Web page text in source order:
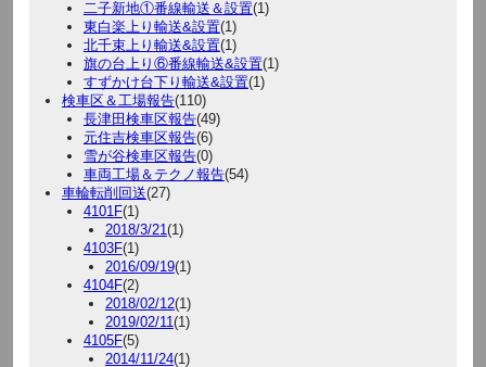
二子新地①番線輸送＆設置(1)
東白楽上り輸送&設置(1)
北千束上り輸送&設置(1)
旗の台上り⑥番線輸送&設置(1)
すずかけ台下り輸送&設置(1)
検車区＆工場報告(110)
長津田検車区報告(49)
元住吉検車区報告(6)
雪が谷検車区報告(0)
車両工場＆テクノ報告(54)
車輪転削回送(27)
4101F(1)
2018/3/21 (1)
4103F(1)
2016/09/19(1)
4104F(2)
2018/02/12(1)
2019/02/11 (1)
4105F(5)
2014/11/24(1)